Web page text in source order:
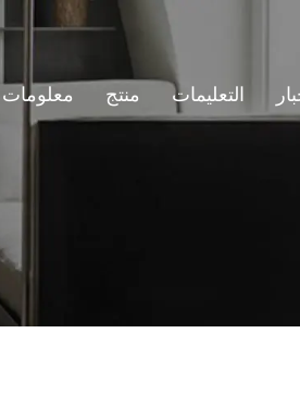
معلومات منتج التعليمات